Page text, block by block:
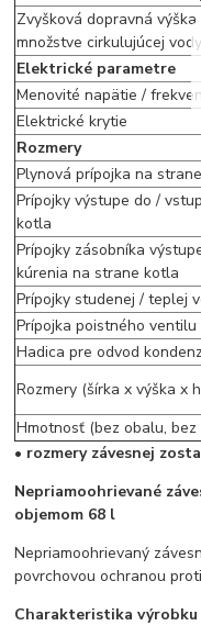
Zvyšková dopravná
množstve cirkulujúcej vody
Elektrické parametre
Menovité napätie /
Elektrické krytie
Rozmery
Plynová prípojka na
Prípojky výstupe do /
kotla
Prípojky zásobníka
kúrenia na strane kotla
Prípojky studenej / teplej
Prípojka poistného ventilu
Hadica pre odvod
Rozmery (šírka x výška x
Hmotnosť (bez obalu, bez
• rozmery závesnej
Nepriamoohrievané
objemom 68 l
Nepriamoohrievaný
povrchovou ochranou
Charakteristika výrobku